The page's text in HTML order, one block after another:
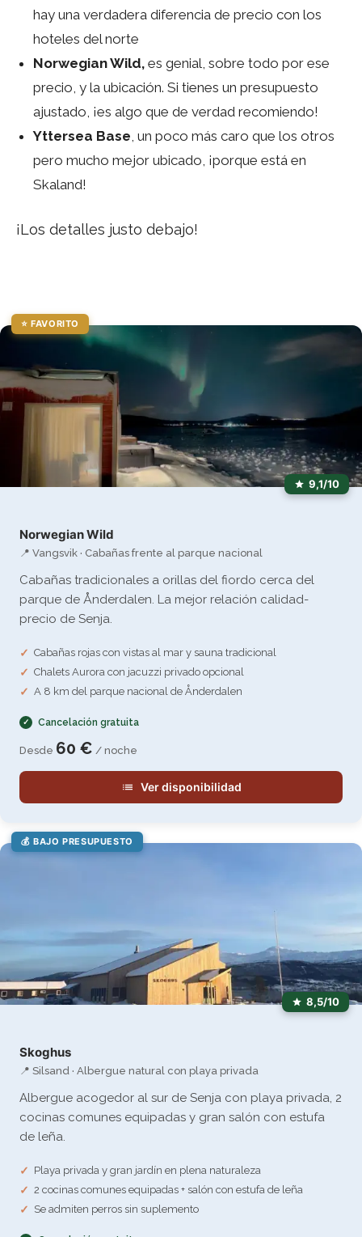
hay una verdadera diferencia de precio con los
hoteles del norte
Norwegian Wild, es genial, sobre todo por ese
precio, y la ubicación. Si tienes un presupuesto
ajustado, ¡es algo que de verdad recomiendo!
Yttersea Base, un poco más caro que los otros
pero mucho mejor ubicado, ¡porque está en
Skaland!
¡Los detalles justo debajo!
⭐ FAVORITO
9,1/10
Norwegian Wild
📍 Vangsvik · Cabañas frente al parque nacional
Cabañas tradicionales a orillas del fiordo cerca del
parque de Ånderdalen. La mejor relación calidad-
precio de Senja.
Cabañas rojas con vistas al mar y sauna tradicional
Chalets Aurora con jacuzzi privado opcional
A 8 km del parque nacional de Ånderdalen
Cancelación gratuita
Desde 60 € / noche
Ver disponibilidad
💰 BAJO PRESUPUESTO
8,5/10
Skoghus
📍 Silsand · Albergue natural con playa privada
Albergue acogedor al sur de Senja con playa privada, 2
cocinas comunes equipadas y gran salón con estufa
de leña.
Playa privada y gran jardín en plena naturaleza
2 cocinas comunes equipadas + salón con estufa de leña
Se admiten perros sin suplemento